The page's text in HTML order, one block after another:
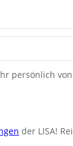
persönlich
der LISA!